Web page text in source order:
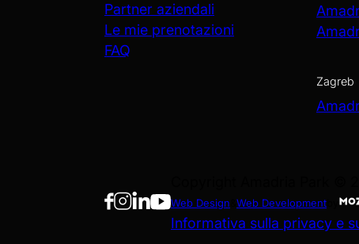
Partner aziendali
Le mie prenotazioni
FAQ
Zagreb
Web Design Web Development
Informativa sulla privacy e